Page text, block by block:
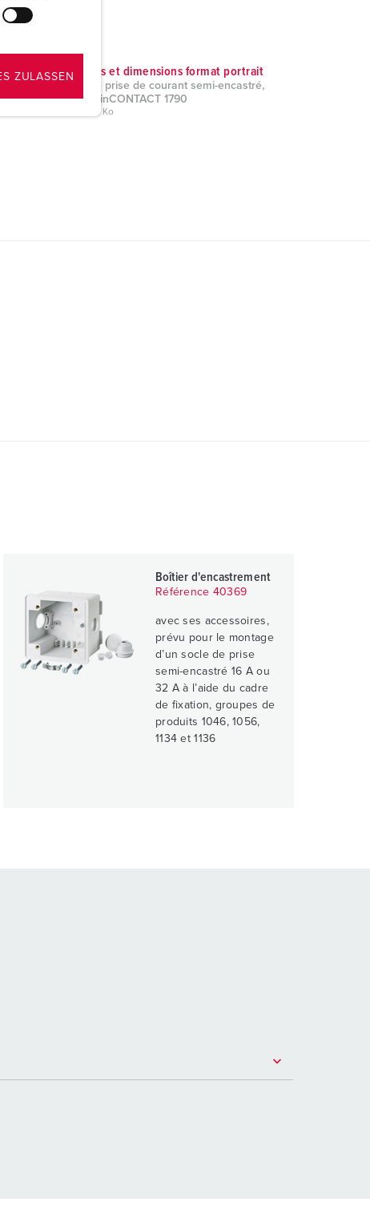
ZULASSENSchémas et dimensions format portrait
Socle de prise de courant semi-encastré,
avec TwinCONTACT 1790
PNG, 333 Ko
Boîtier d'encastrement
Référence 40369
avec ses accessoires,
prévu pour le montage
d’un socle de prise
semi-encastré 16 A ou
32 A à l’aide du cadre
de fixation, groupes de
produits 1046, 1056,
1134 et 1136